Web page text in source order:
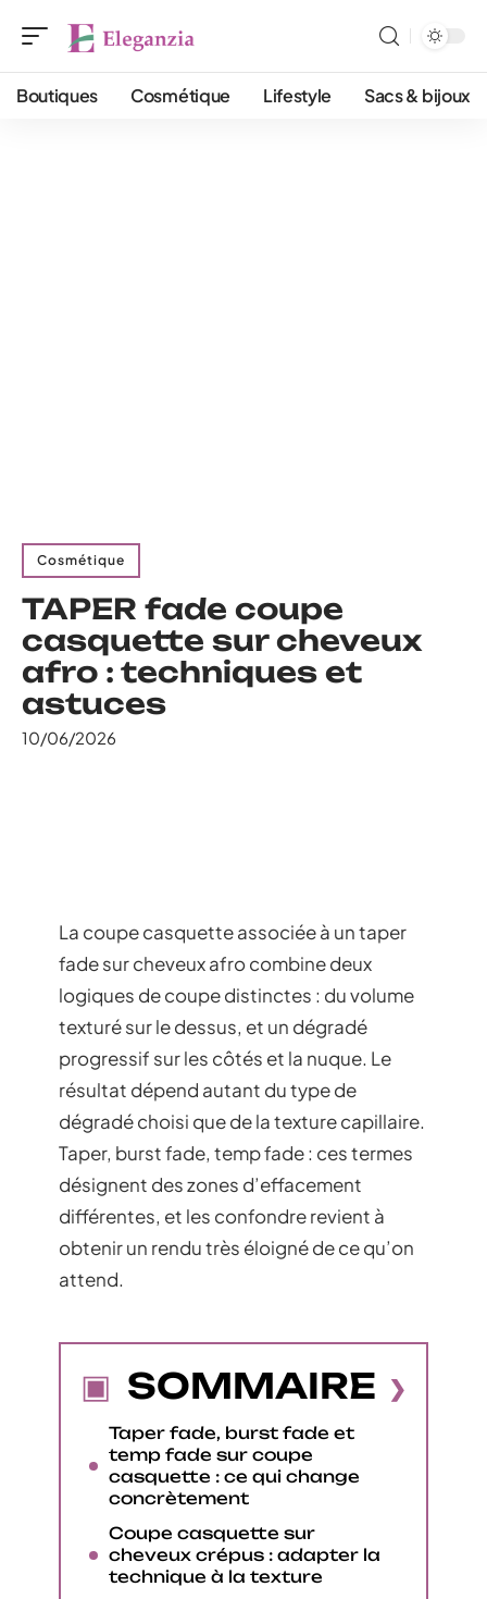
Boutiques Cosmétique Lifestyle Sacs & bijoux
Cosmétique
TAPER fade coupe
casquette sur cheveux
afro : techniques et
astuces
10/06/2026
La coupe casquette associée à un taper
fade sur cheveux afro combine deux
logiques de coupe distinctes : du volume
texturé sur le dessus, et un dégradé
progressif sur les côtés et la nuque. Le
résultat dépend autant du type de
dégradé choisi que de la texture capillaire.
Taper, burst fade, temp fade : ces termes
désignent des zones d’effacement
différentes, et les confondre revient à
obtenir un rendu très éloigné de ce qu’on
attend.
SOMMAIRE
Taper fade, burst fade et
temp fade sur coupe
casquette : ce qui change
concrètement
Coupe casquette sur
cheveux crépus : adapter la
technique à la texture